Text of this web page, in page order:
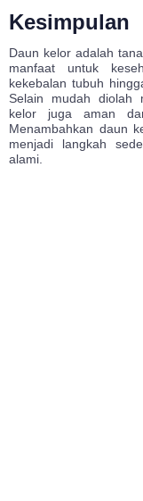
Kesimpulan
Daun kelor adalah
manfaat untuk
kekebalan tubuh
Selain mudah diolah
kelor juga aman
Menambahkan daun
menjadi langkah
alami.